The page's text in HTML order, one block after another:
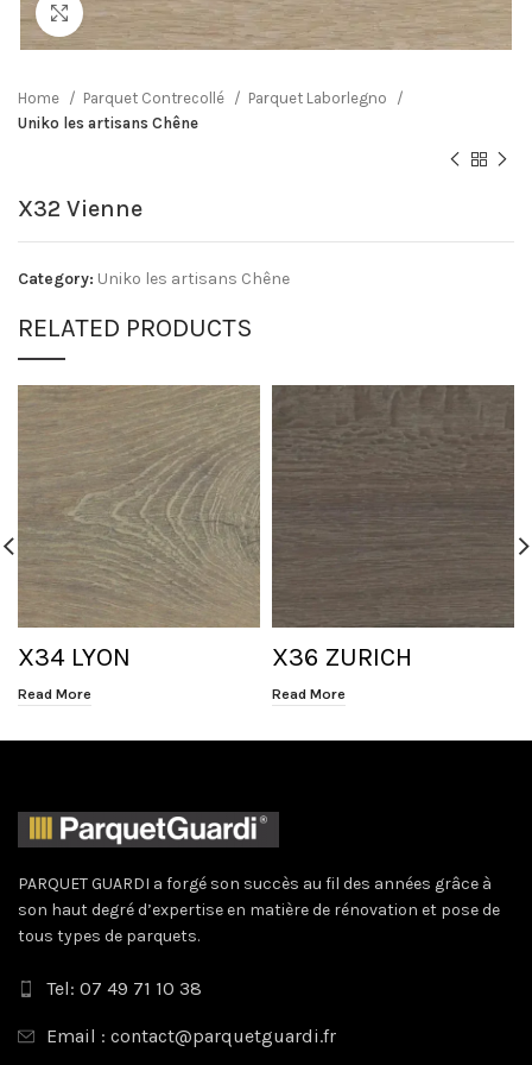
Click to enlarge
Home Parquet Contrecollé
Parquet Laborlegno
Uniko les artisans Chêne
X32 Vienne
Category: Uniko les artisans Chêne
RELATED PRODUCTS
X34 LYON
Read More
X36 ZURICH
Read More
PARQUET GUARDI a forgé son succès au fil des années grâce à
son haut degré d’expertise en matière de rénovation et pose de
tous types de parquets.
Tel: 07 49 71 10 38
Email : contact@parquetguardi.fr